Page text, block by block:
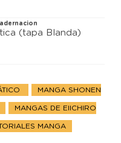
(tapa Blanda)
MANGA SHONEN
MANGAS DE EIICHIRO
MANGA